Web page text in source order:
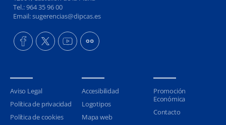
Tel.: 964 35 96 00
Email: sugerencias@dipcas.es
Aviso Legal
Política de privacidad
Política de cookies
Accesibilidad
Logotipos
Mapa web
Promoción
Económica
Contacto